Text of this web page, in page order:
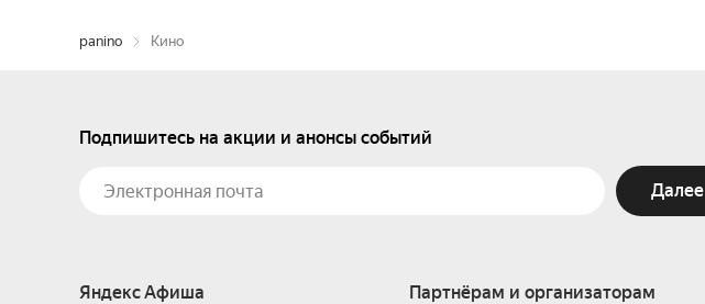
panino Кино
Подпишитесь на акции и анонсы событий
Далее
Яндекс Афиша Партнёрам и организаторам